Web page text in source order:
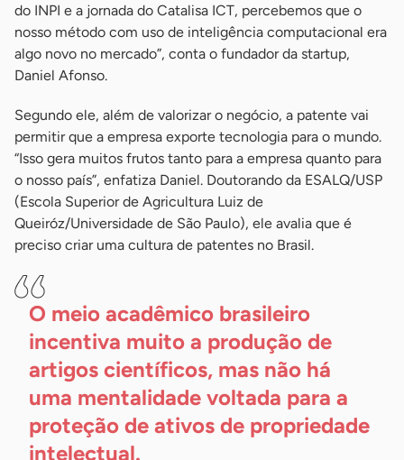
do INPI e a jornada do Catalisa ICT, percebemos que o
nosso método com uso de inteligência computacional era
algo novo no mercado”, conta o fundador da startup,
Daniel Afonso.
Segundo ele, além de valorizar o negócio, a patente vai
permitir que a empresa exporte tecnologia para o mundo.
“Isso gera muitos frutos tanto para a empresa quanto para
o nosso país”, enfatiza Daniel. Doutorando da ESALQ/USP
(Escola Superior de Agricultura Luiz de
Queiróz/Universidade de São Paulo), ele avalia que é
preciso criar uma cultura de patentes no Brasil.
O meio acadêmico brasileiro
incentiva muito a produção de
artigos científicos, mas não há
uma mentalidade voltada para a
proteção de ativos de propriedade
intelectual.